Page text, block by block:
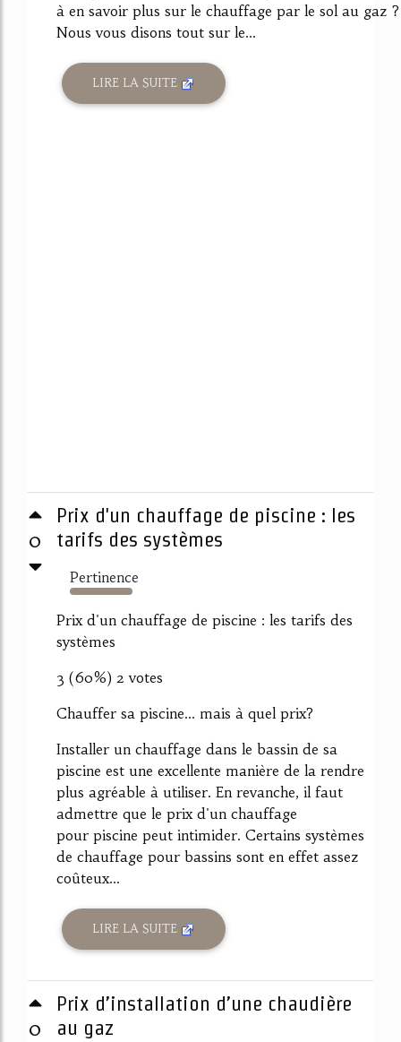
à en savoir plus sur le chauffage par le sol au gaz ?
Nous vous disons tout sur le...
LIRE LA SUITE
0
Prix d'un chauffage de piscine : les
tarifs des systèmes
Pertinence
7213%
Prix d'un chauffage de piscine : les tarifs des
systèmes
3 (60%) 2 votes
Chauffer sa piscine... mais à quel prix?
Installer un chauffage dans le bassin de sa
piscine est une excellente manière de la rendre
plus agréable à utiliser. En revanche, il faut
admettre que le prix d'un chauffage
pour piscine peut intimider. Certains systèmes
de chauffage pour bassins sont en effet assez
coûteux...
LIRE LA SUITE
0
Prix d’installation d’une chaudière
au gaz